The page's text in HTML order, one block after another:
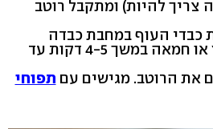
צריך להיות) ומתקבל רוטב
כבדי העוף במחבת כבדה
ולוהטת עם שמאלץ או חמאה במשך 4-5 דקות עד
את הרוטב. מגישים עם תפוחי